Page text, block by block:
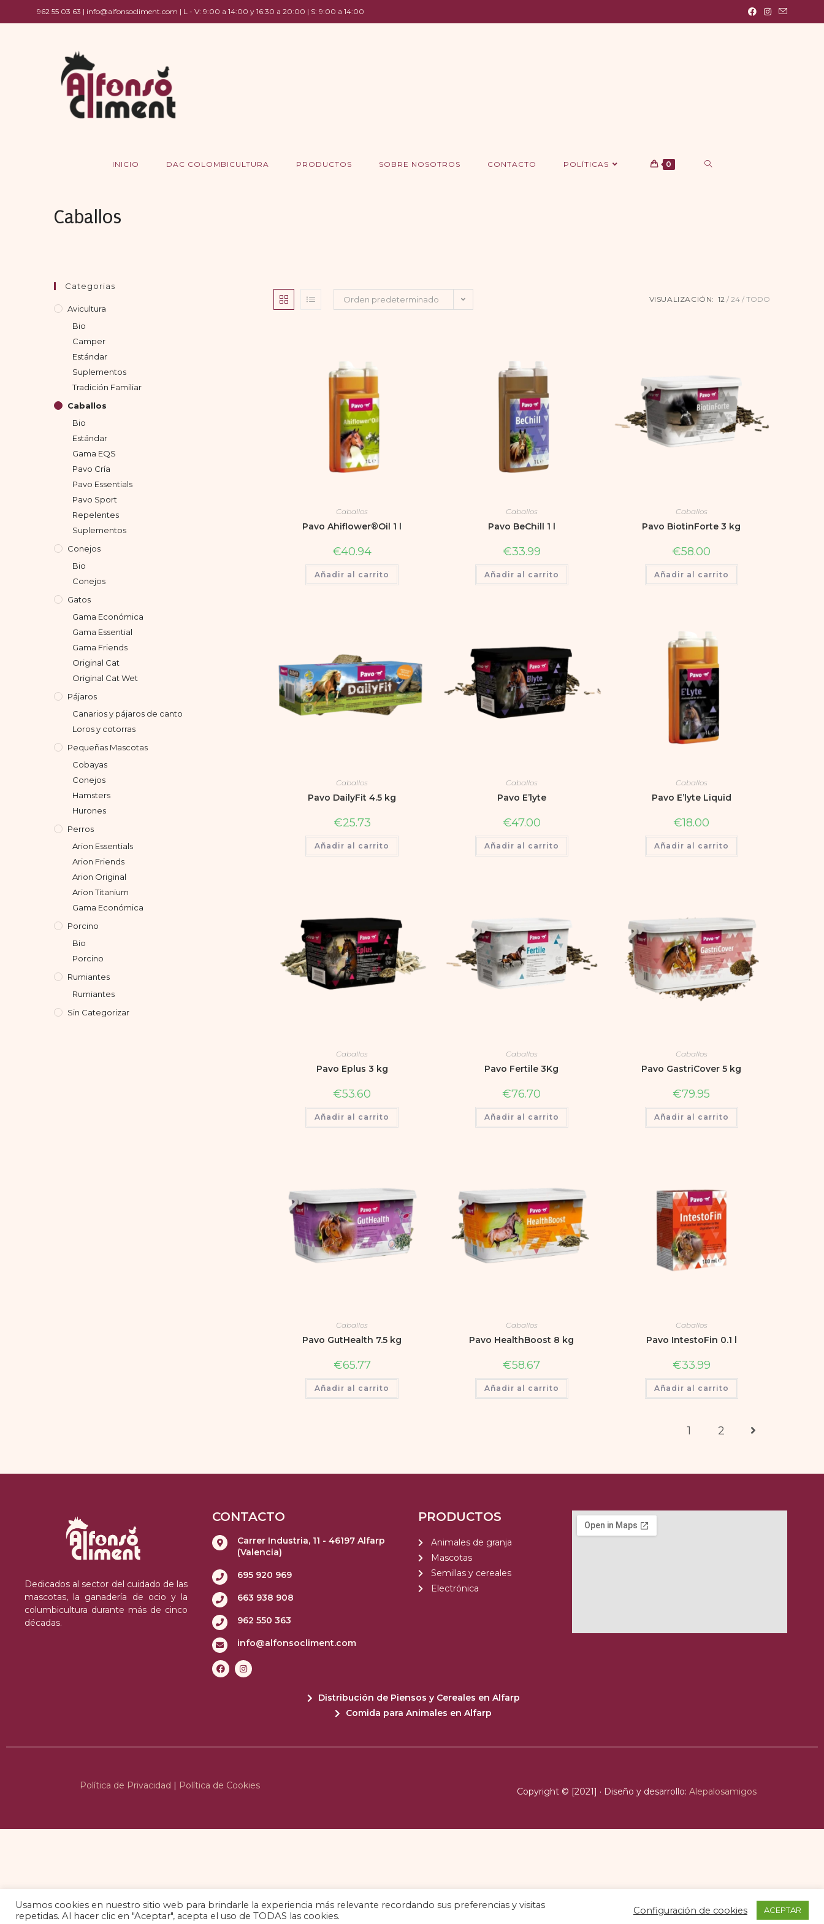
962 55 03 63 | info@alfonsocliment.com | L - V: 9:00 a 14:00 y 16:30 a 20:00 | S: 9:00 a 14:00
INICIO DAC COLOMBICULTURA PRODUCTOS SOBRE NOSOTROS CONTACTO POLÍTICAS 0
Caballos
Orden predeterminado VISUALIZACIÓN: 12 24 TODO
Caballos
Pavo Ahiflower®Oil 1 l
€40.94
Añadir al carrito
Caballos
Pavo BeChill 1 l
€33.99
Añadir al carrito
Caballos
Pavo BiotinForte 3 kg
€58.00
Añadir al carrito
Caballos
Pavo DailyFit 4.5 kg
€25.73
Añadir al carrito
Caballos
Pavo E’lyte
€47.00
Añadir al carrito
Caballos
Pavo E’lyte Liquid
€18.00
Añadir al carrito
Caballos
Pavo Eplus 3 kg
€53.60
Añadir al carrito
Caballos
Pavo Fertile 3Kg
€76.70
Añadir al carrito
Caballos
Pavo GastriCover 5 kg
€79.95
Añadir al carrito
Caballos
Pavo GutHealth 7.5 kg
€65.77
Añadir al carrito
Caballos
Pavo HealthBoost 8 kg
€58.67
Añadir al carrito
Caballos
Pavo IntestoFin 0.1 l
€33.99
Añadir al carrito
1 2
Categorias
Avicultura
Bio
Camper
Estándar
Suplementos
Tradición Familiar
Caballos
Bio
Estándar
Gama EQS
Pavo Cría
Pavo Essentials
Pavo Sport
Repelentes
Suplementos
Conejos
Bio
Conejos
Gatos
Gama Económica
Gama Essential
Gama Friends
Original Cat
Original Cat Wet
Pájaros
Canarios y pájaros de canto
Loros y cotorras
Pequeñas Mascotas
Cobayas
Conejos
Hamsters
Hurones
Perros
Arion Essentials
Arion Friends
Arion Original
Arion Titanium
Gama Económica
Porcino
Bio
Porcino
Rumiantes
Rumiantes
Sin Categorizar
Dedicados al sector del cuidado de las
mascotas, la ganadería de ocio y la
columbicultura durante más de cinco
décadas.
CONTACTO
Carrer Industria, 11 - 46197 Alfarp
(Valencia)
695 920 969
663 938 908
962 550 363
info@alfonsocliment.com
PRODUCTOS
Animales de granja
Mascotas
Semillas y cereales
Electrónica
Distribución de Piensos y Cereales en Alfarp
Comida para Animales en Alfarp
Política de Privacidad | Política de Cookies
Copyright © [2021] · Diseño y desarrollo: Alepalosamigos
Usamos cookies en nuestro sitio web para brindarle la experiencia más relevante recordando sus preferencias y visitas
repetidas. Al hacer clic en "Aceptar", acepta el uso de TODAS las cookies.
Configuración de cookies ACEPTAR